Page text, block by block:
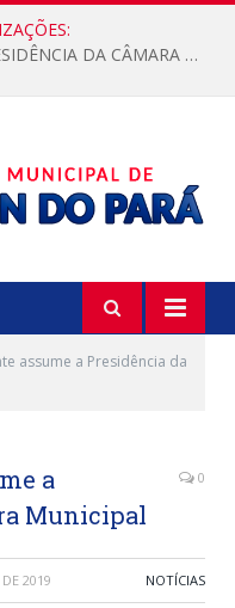
VEREADORA KEILA ASSUME A PRESIDÊNCIA DA CÂMARA MUNICIPAL.
assume a Presidência da
a
Municipal
0
2019 NOTÍCIAS